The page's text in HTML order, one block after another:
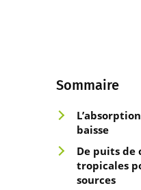
Sommaire
baisse
De puits de
tropicales
sources